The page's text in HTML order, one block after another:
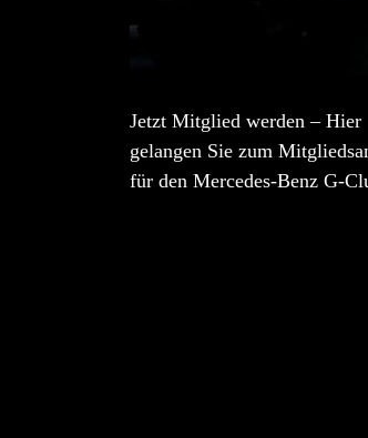
Jetzt Mitglied werden – Hier
gelangen Sie zum
für den Mercedes-Benz G-